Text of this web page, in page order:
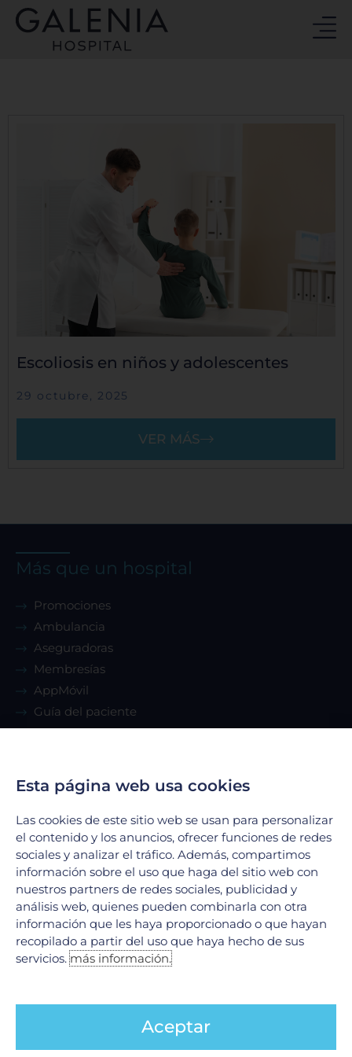
contenido
Escoliosis en niños y adolescentes
29 octubre, 2025
VER MÁS
Más que un hospital
Promociones
Ambulancia
Aseguradoras
Membresías
AppMóvil
Guía del paciente
Renta de consultorio
Servicios
Urgencias
Laboratorio Clínico
Laboratorio de Biología Molecular
Hospitalización
Imagenología
Hemodinamia
Ver todos
Legales
Esta página web usa cookies
Las cookies de este sitio web se usan para personalizar
el contenido y los anuncios, ofrecer funciones de redes
sociales y analizar el tráfico. Además, compartimos
información sobre el uso que haga del sitio web con
nuestros partners de redes sociales, publicidad y
análisis web, quienes pueden combinarla con otra
información que les haya proporcionado o que hayan
recopilado a partir del uso que haya hecho de sus
servicios.más información.
Aceptar